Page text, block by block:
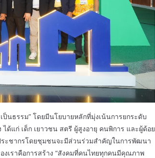
นธรรม” โดยมีนโยบายหลักที่มุ่งเน้นการยกระดับ
แก่ เด็ก เยาวชน สตรี ผู้สูงอายุ คนพิการ และผู้ด้อย
ะชากรโดยชุมชนจะมีส่วนร่วมสำคัญในการพัฒนา
งเราคือการสร้าง “สังคมที่คนไทยทุกคนมีคุณภาพ